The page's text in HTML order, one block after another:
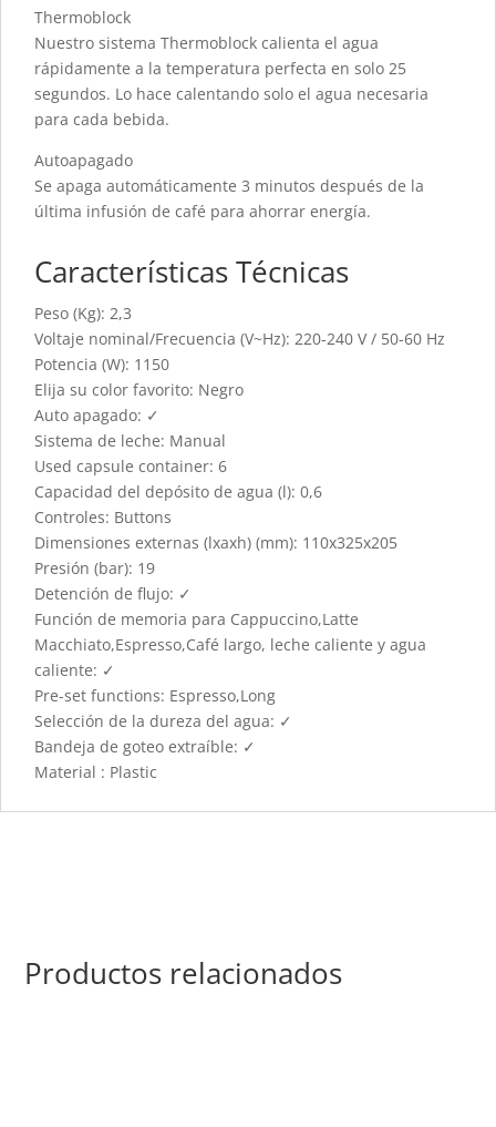
Thermoblock
Nuestro sistema Thermoblock calienta el agua
rápidamente a la temperatura perfecta en solo 25
segundos. Lo hace calentando solo el agua necesaria
para cada bebida.
Autoapagado
Se apaga automáticamente 3 minutos después de la
última infusión de café para ahorrar energía.
Características Técnicas
Peso (Kg): 2,3
Voltaje nominal/Frecuencia (V~Hz): 220-240 V / 50-60 Hz
Potencia (W): 1150
Elija su color favorito: Negro
Auto apagado: ✓
Sistema de leche: Manual
Used capsule container: 6
Capacidad del depósito de agua (l): 0,6
Controles: Buttons
Dimensiones externas (lxaxh) (mm): 110x325x205
Presión (bar): 19
Detención de flujo: ✓
Función de memoria para Cappuccino,Latte
Macchiato,Espresso,Café largo, leche caliente y agua
caliente: ✓
Pre-set functions: Espresso,Long
Selección de la dureza del agua: ✓
Bandeja de goteo extraíble: ✓
Material : Plastic
Productos relacionados